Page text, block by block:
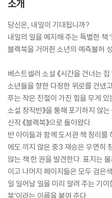
소개
당신은, 내일이 기대됩니까?
내일의 일을 예지해 주는 특별한 책 ‘
블랙북을 거머쥔 소년의 예측불허
베스트셀러 소설 《시간을 건너는
소년들을 향한 다정한 위로를 건넸
푸는 작은 친절이 가진 힘을 무게 있
소설 창작반》을 통해 포기하지 않
신작 《블랙북》으로 돌아왔다.
반 아이들과 함께 도서관 책 정리를
에도 끼지 않은 중3 재승은 우연히
않는 책 한 권을 발견한다. 표지는
이고 나머지 페이지들은 모두 검은
일 일어날 일을 미리 알려 주는 기
북’이라는 이름을 붙여 준다.